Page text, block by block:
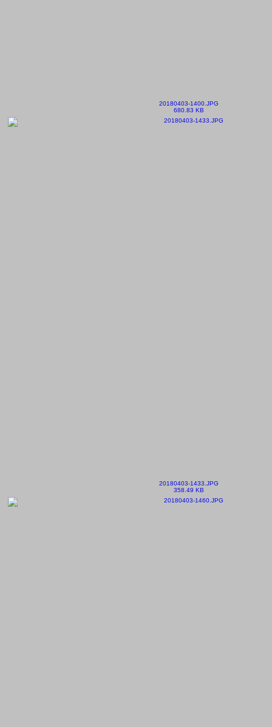
20180403-1400.JPG
680.83 KB
20180403-1433.JPG
358.49 KB